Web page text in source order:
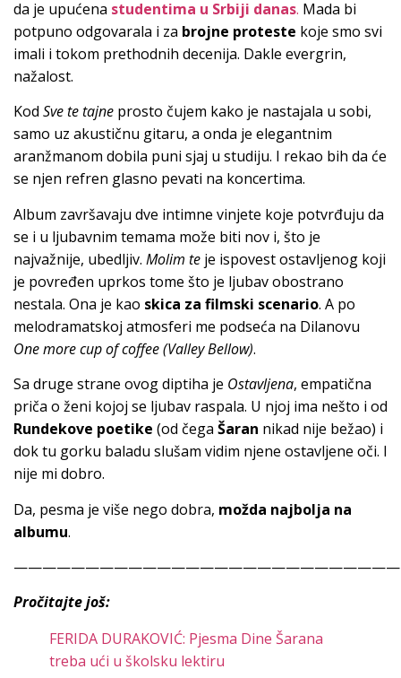
da je upućena studentima u Srbiji danas. Mada bi
potpuno odgovarala i za brojne proteste koje smo svi
imali i tokom prethodnih decenija. Dakle evergrin,
nažalost.
Kod Sve te tajne prosto čujem kako je nastajala u sobi,
samo uz akustičnu gitaru, a onda je elegantnim
aranžmanom dobila puni sjaj u studiju. I rekao bih da će
se njen refren glasno pevati na koncertima.
Album završavaju dve intimne vinjete koje potvrđuju da
se i u ljubavnim temama može biti nov i, što je
najvažnije, ubedljiv. Molim te je ispovest ostavljenog koji
je povređen uprkos tome što je ljubav obostrano
nestala. Ona je kao skica za filmski scenario. A po
melodramatskoj atmosferi me podseća na Dilanovu
One more cup of coffee (Valley Bellow).
Sa druge strane ovog diptiha je Ostavljena, empatična
priča o ženi kojoj se ljubav raspala. U njoj ima nešto i od
Rundekove poetike (od čega Šaran nikad nije bežao) i
dok tu gorku baladu slušam vidim njene ostavljene oči. I
nije mi dobro.
Da, pesma je više nego dobra, možda najbolja na
albumu.
Pročitajte još:
FERIDA DURAKOVIĆ: Pjesma Dine Šarana
treba ući u školsku lektiru